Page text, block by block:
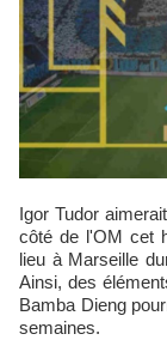
Igor Tudor aimerait obtenir au moins trois nouveaux renforts du
côté de l'OM cet
lieu à Marseille
Ainsi, des
Bamba Dieng
semaines.